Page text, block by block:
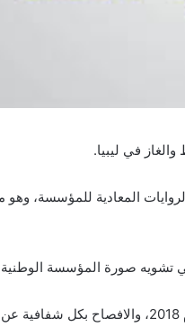
في ليبيا.
المعادية للمؤسسة،
تشويه صورة المؤسسة
وأكدت أنها تواصل سعيها إلى أن تكون نموذجا للقيادة الوطنية، حيث قامت